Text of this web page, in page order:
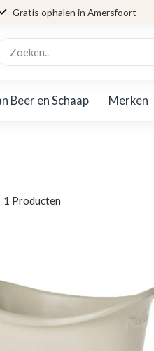
Gratis ophalen in Amersfoort
Beer en Schaap Merken
1 Producten